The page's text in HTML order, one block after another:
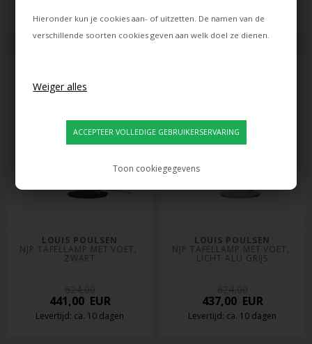
Hieronder kun je cookies aan- of uitzetten. De namen van de
verschillende soorten cookies geven aan welk doel ze dienen.
Toon cookiegegevens
LOUIS POULSEN
NJP TAFELLAMP MET VOET,
ZWART
441,00EUR
Levertijd: ca. 10 dagen
LOUIS POULSEN
NJP TAFELLAMP MET VOET,
LICHT ALU GRIJS
437,00EUR
Levertijd: ca. 10 dagen